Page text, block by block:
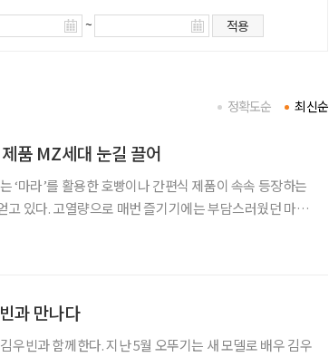
~ 적용
최신순
정확도순
품 MZ세대 눈길 끌어
‘마라’를 활용한 호빵이나 간편식 제품이 속속 등장하는
담스러웠던 마라
과 만나다
오뚜기는 새 모델로 배우 김우